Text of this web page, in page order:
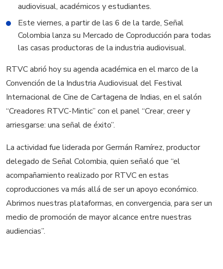
audiovisual, académicos y estudiantes.
Este viernes, a partir de las 6 de la tarde, Señal
Colombia lanza su Mercado de Coproducción para todas
las casas productoras de la industria audiovisual.
RTVC abrió hoy su agenda académica en el marco de la
Convención de la Industria Audiovisual del Festival
Internacional de Cine de Cartagena de Indias, en el salón
“Creadores RTVC-Mintic” con el panel “Crear, creer y
arriesgarse: una señal de éxito”.
La actividad fue liderada por Germán Ramírez, productor
delegado de Señal Colombia, quien señaló que “el
acompañamiento realizado por RTVC en estas
coproducciones va más allá de ser un apoyo económico.
Abrimos nuestras plataformas, en convergencia, para ser un
medio de promoción de mayor alcance entre nuestras
audiencias”.